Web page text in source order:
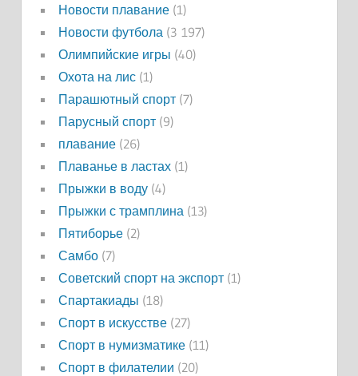
Новости плавание(1)
Новости футбола (3 197)
Олимпийские игры (40)
Охота на лис(1)
Парашютный спорт(7)
Парусный спорт(9)
плавание(26)
Плаванье в ластах(1)
Прыжки в воду(4)
Прыжки с трамплина (13)
Пятиборье(2)
Самбо(7)
Советский спорт на экспорт(1)
Спартакиады (18)
Спорт в искусстве(27)
Спорт в нумизматике(11)
Спорт в филателии (20)